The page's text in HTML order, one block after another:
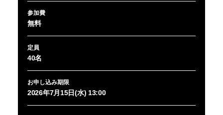
参加費
無料
定員
40名
お申し込み期限
2026年7月15日(水) 13:00